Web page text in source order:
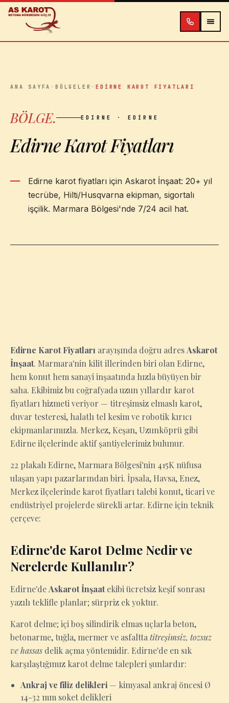
İçeriğe atla
ANA SAYFA ·BÖLGELER ·EDIRNE KAROT FIYATLARI
BÖLGE. EDIRNE · EDIRNE
Edirne Karot Fiyatları
Edirne karot fiyatları için Askarot İnşaat: 20+ yıl
tecrübe, Hilti/Husqvarna ekipman, sigortalı
işçilik. Marmara Bölgesi'nde 7/24 acil hat.
Edirne Karot Fiyatları arayışında doğru adresAskarot
İnşaat. Marmara'nin kilit illerinden biri olan Edirne,
hem konut hem sanayi inşaatında hızla büyüyen bir
saha. Ekibimiz bu coğrafyada uzun yıllardır karot
fiyatları hizmeti veriyor — titreşimsiz elmaslı karot,
duvar testeresi, halatlı tel kesim ve robotik kırıcı
ekipmanlarımızla. Merkez, Keşan, Uzunköprü gibi
Edirne ilçelerinde aktif şantiyelerimiz bulunur.
22 plakalı Edirne, Marmara Bölgesi'nin 415K nüfusa
ulaşan yapı pazarlarından biri. İpsala, Havsa, Enez,
Merkez ilçelerinde karot fiyatları talebi konut, ticari ve
endüstriyel projelerde sürekli artar. Edirne için teknik
çerçeve:
Edirne'de Karot Delme Nedir ve
Nerelerde Kullanılır?
Edirne'deAskarot İnşaatekibi ücretsiz keşif sonrası
yazılı teklifle planlar; sürpriz ek yoktur.
Karot delme; içi boş silindirik elmas uçlarla beton,
betonarme, tuğla, mermer ve asfaltta titreşimsiz, tozsuz
ve hassas delik açma yöntemidir. Edirne'de en sık
karşılaştığımız karot delme talepleri şunlardır:
Ankraj ve filiz delikleri — kimyasal ankraj öncesi Ø
14-32 mm soket delikleri